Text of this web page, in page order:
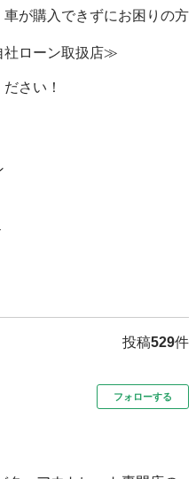
が購入できずにお困りの方
社ローン取扱店≫
さい！
投稿529件
フォローする